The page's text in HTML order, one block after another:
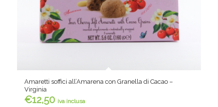
Amaretti soffici all’Amarena con Granella di Cacao –
Virginia
€12,50 iva inclusa